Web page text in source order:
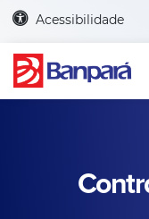
Acessibilidade